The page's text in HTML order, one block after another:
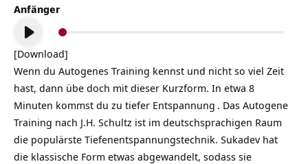
Anfänger
Audio-
Player
[Download]
Wenn du Autogenes Training kennst und nicht so viel Zeit
hast, dann übe doch mit dieser Kurzform. In etwa 8
Minuten kommst du zu tiefer Entspannung . Das Autogene
Training nach J.H. Schultz ist im deutschsprachigen Raum
die populärste Tiefenentspannungstechnik. Sukadev hat
die klassische Form etwas abgewandelt, sodass sie